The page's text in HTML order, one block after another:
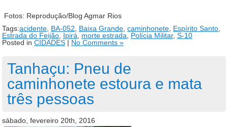
Fotos: Reprodução/Blog Agmar Rios
Tags:acidente BA-052 Baixa Grande caminhonete Espírito Santo
Estrada do Feijão Ipirá morte estrada Polícia Militar, S-10
Posted in CIDADES | No Comments »
Tanhaçu: Pneu de
caminhonete estoura e mata
três pessoas
sábado, fevereiro 20th, 2016